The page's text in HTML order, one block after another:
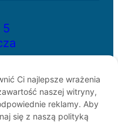
5
Ci najlepsze wrażenia
naszej witryny,
reklamy. Aby
się z naszą polityką